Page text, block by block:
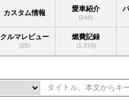
カスタム情報
愛車紹介
(248)
クルマレビュー
(25)
燃費記録
(1,253)